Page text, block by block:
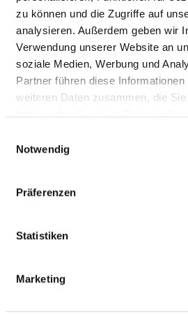
zu können und die Zugriffe auf
analysieren. Außerdem geben wir
Verwendung unserer Website an
soziale Medien, Werbung und
Partner führen diese
weiteren Daten zusammen, die
Notwendig
Präferenzen
Statistiken
Marketing
Endosonographie
der Gallenwege
und der Leber:
Gallenwege
40
Diagnostische
27
erkranktem